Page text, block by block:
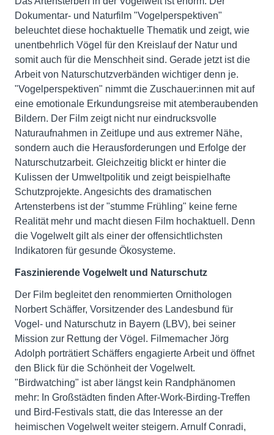
Dokumentar- und Naturfilm "Vogelperspektiven"
beleuchtet diese hochaktuelle Thematik und zeigt, wie
unentbehrlich Vögel für den Kreislauf der Natur und
somit auch für die Menschheit sind. Gerade jetzt ist die
Arbeit von Naturschutzverbänden wichtiger denn je.
"Vogelperspektiven" nimmt die Zuschauer:innen mit auf
eine emotionale Erkundungsreise mit atemberaubenden
Bildern. Der Film zeigt nicht nur eindrucksvolle
Naturaufnahmen in Zeitlupe und aus extremer Nähe,
sondern auch die Herausforderungen und Erfolge der
Naturschutzarbeit. Gleichzeitig blickt er hinter die
Kulissen der Umweltpolitik und zeigt beispielhafte
Schutzprojekte. Angesichts des dramatischen
Artensterbens ist der "stumme Frühling" keine ferne
Realität mehr und macht diesen Film hochaktuell. Denn
die Vogelwelt gilt als einer der offensichtlichsten
Indikatoren für gesunde Ökosysteme.
Faszinierende Vogelwelt und Naturschutz
Der Film begleitet den renommierten Ornithologen
Norbert Schäffer, Vorsitzender des Landesbund für
Vogel- und Naturschutz in Bayern (LBV), bei seiner
Mission zur Rettung der Vögel. Filmemacher Jörg
Adolph porträtiert Schäffers engagierte Arbeit und öffnet
den Blick für die Schönheit der Vogelwelt.
"Birdwatching" ist aber längst kein Randphänomen
mehr: In Großstädten finden After-Work-Birding-Treffen
und Bird-Festivals statt, die das Interesse an der
heimischen Vogelwelt weiter steigern. Arnulf Conradi,